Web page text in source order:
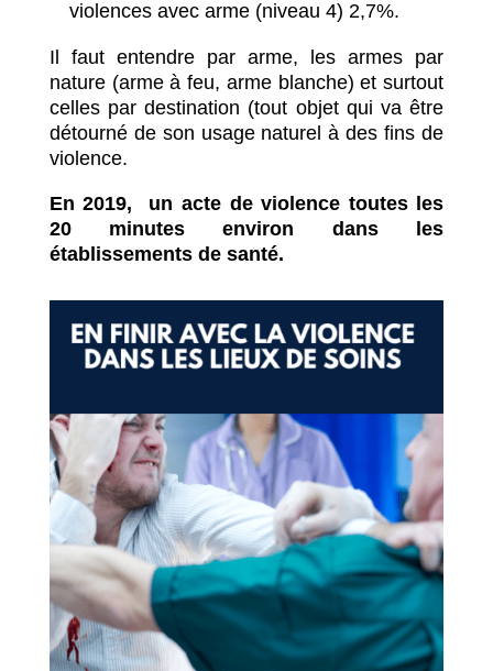
violences avec arme (niveau 4) 2,7%.
Il faut entendre par arme, les armes par
nature (arme à feu, arme blanche) et surtout
celles par destination (tout objet qui va être
détourné de son usage naturel à des fins de
violence.
En 2019, un acte de violence toutes les
20 minutes environ dans les
établissements de santé.